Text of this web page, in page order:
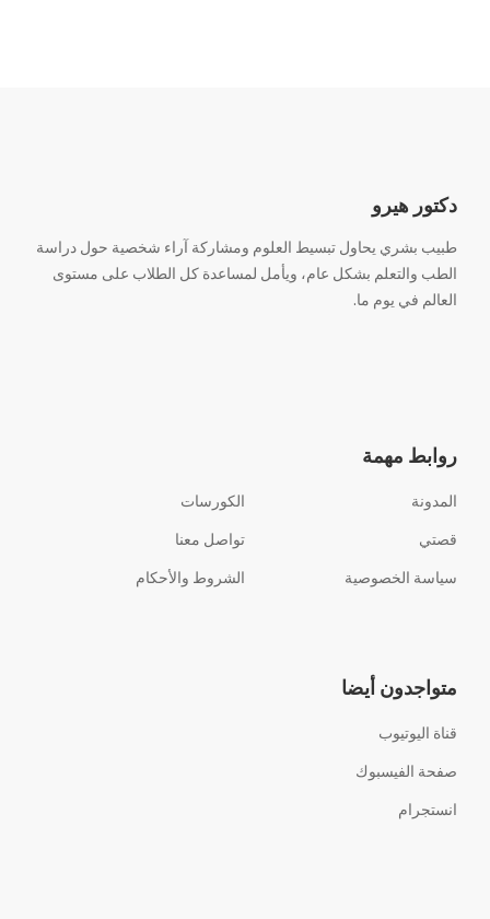
دكتور هيرو
طبيب بشري يحاول تبسيط العلوم ومشاركة آراء شخصية حول دراسة
الطب والتعلم بشكل عام، ويأمل لمساعدة كل الطلاب على مستوى
العالم في يوم ما.
روابط مهمة
المدونة
الكورسات
قصتي
تواصل معنا
سياسة الخصوصية
الشروط والأحكام
متواجدون أيضا
قناة اليوتيوب
صفحة الفيسبوك
انستجرام